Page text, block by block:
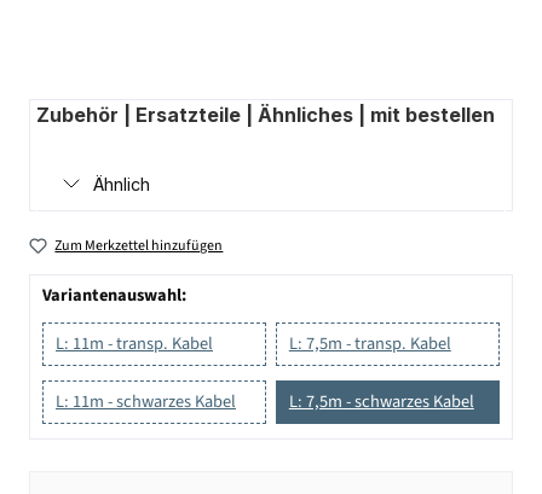
Zubehör | Ersatzteile | Ähnliches | mit bestellen
Ähnlich
Zum Merkzettel hinzufügen
Variantenauswahl:
L: 11m - transp. Kabel
L: 7,5m - transp. Kabel
L: 11m - schwarzes Kabel L: 7,5m - schwarzes Kabel